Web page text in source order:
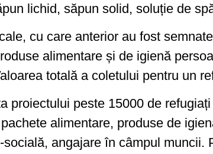
lichid, săpun solid, soluție de
cu care anterior au fost
alimentare și de igienă
totală a coletului pentru un
proiectului peste 15000 de
alimentare, produse de
angajare în câmpul